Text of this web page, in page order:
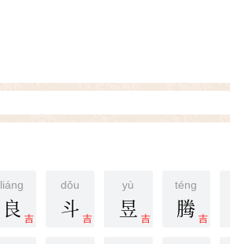
liáng
吉
良
dǒu
吉
斗
yù
吉
昱
téng
吉
腾